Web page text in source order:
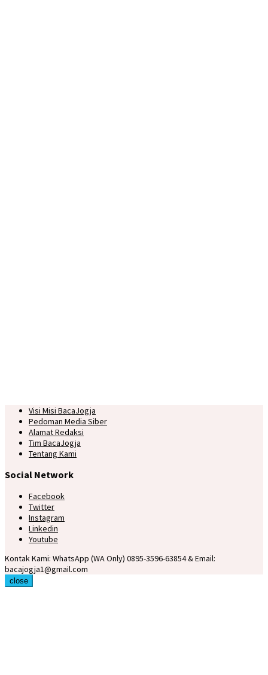
Visi Misi BacaJogja
Pedoman Media Siber
Alamat Redaksi
Tim BacaJogja
Tentang Kami
Social Network
Facebook
Twitter
Instagram
Linkedin
Youtube
Kontak Kami: WhatsApp (WA Only) 0895-3596-63854 & Email:
bacajogja1@gmail.com
close